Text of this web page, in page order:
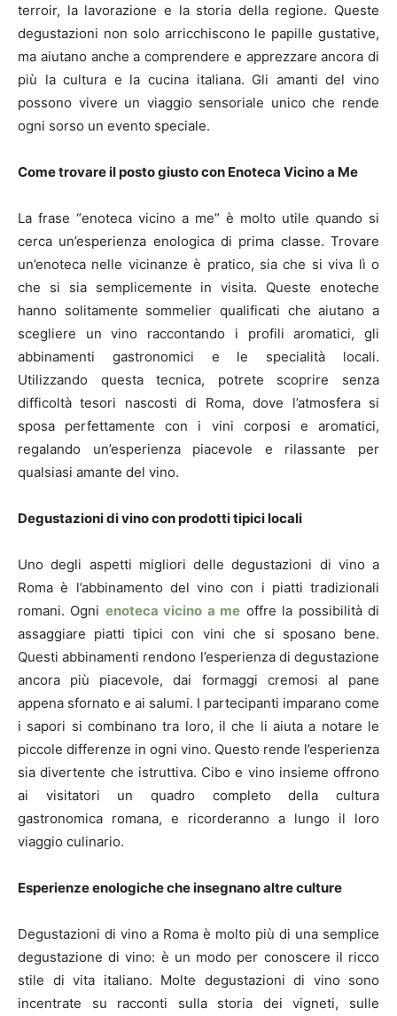
terroir, la lavorazione e la storia della regione. Queste
degustazioni non solo arricchiscono le papille gustative,
ma aiutano anche a comprendere e apprezzare ancora di
più la cultura e la cucina italiana. Gli amanti del vino
possono vivere un viaggio sensoriale unico che rende
ogni sorso un evento speciale.
Come trovare il posto giusto con Enoteca Vicino a Me
La frase “enoteca vicino a me” è molto utile quando si
cerca un’esperienza enologica di prima classe. Trovare
un’enoteca nelle vicinanze è pratico, sia che si viva lì o
che si sia semplicemente in visita. Queste enoteche
hanno solitamente sommelier qualificati che aiutano a
scegliere un vino raccontando i profili aromatici, gli
abbinamenti gastronomici e le specialità locali.
Utilizzando questa tecnica, potrete scoprire senza
difficoltà tesori nascosti di Roma, dove l’atmosfera si
sposa perfettamente con i vini corposi e aromatici,
regalando un’esperienza piacevole e rilassante per
qualsiasi amante del vino.
Degustazioni di vino con prodotti tipici locali
Uno degli aspetti migliori delle degustazioni di vino a
Roma è l’abbinamento del vino con i piatti tradizionali
romani. Ogni enoteca vicino a me offre la possibilità di
assaggiare piatti tipici con vini che si sposano bene.
Questi abbinamenti rendono l’esperienza di degustazione
ancora più piacevole, dai formaggi cremosi al pane
appena sfornato e ai salumi. I partecipanti imparano come
i sapori si combinano tra loro, il che li aiuta a notare le
piccole differenze in ogni vino. Questo rende l’esperienza
sia divertente che istruttiva. Cibo e vino insieme offrono
ai visitatori un quadro completo della cultura
gastronomica romana, e ricorderanno a lungo il loro
viaggio culinario.
Esperienze enologiche che insegnano altre culture
Degustazioni di vino a Roma è molto più di una semplice
degustazione di vino: è un modo per conoscere il ricco
stile di vita italiano. Molte degustazioni di vino sono
incentrate su racconti sulla storia dei vigneti, sulle